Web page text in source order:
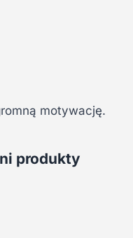
motywację.
produkty